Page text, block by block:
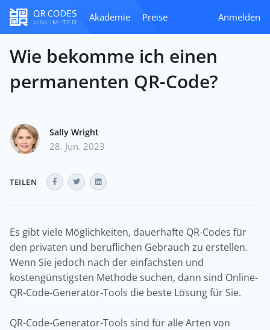
Akademie Preise Anmelden
Wie bekomme ich einen
permanenten QR-Code?
Sally Wright
28. Jun. 2023
TEILEN
Es gibt viele Möglichkeiten, dauerhafte QR-Codes für
den privaten und beruflichen Gebrauch zu erstellen.
Wenn Sie jedoch nach der einfachsten und
kostengünstigsten Methode suchen, dann sind Online-
QR-Code-Generator-Tools die beste Lösung für Sie.
QR-Code-Generator-Tools sind für alle Arten von